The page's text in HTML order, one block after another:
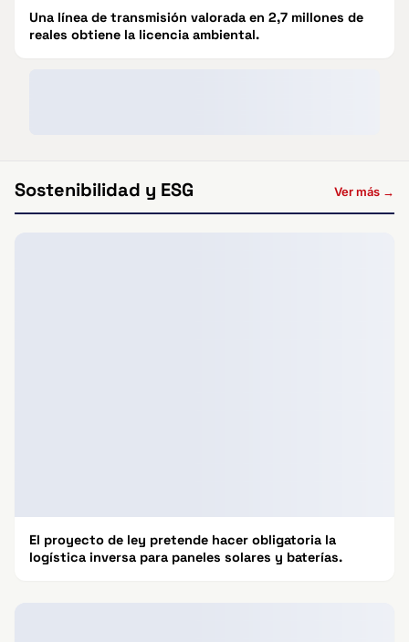
Una línea de transmisión valorada en 2,7 millones de
reales obtiene la licencia ambiental.
Sostenibilidad y ESG Ver más →
El proyecto de ley pretende hacer obligatoria la
logística inversa para paneles solares y baterías.